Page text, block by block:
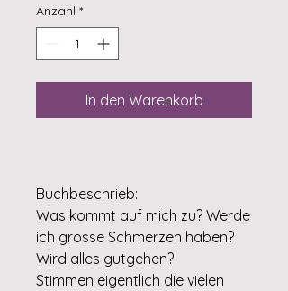
Anzahl *
In den Warenkorb
Buchbeschrieb:
Was kommt auf mich zu? Werde
ich grosse Schmerzen haben?
Wird alles gutgehen?
Stimmen eigentlich die vielen